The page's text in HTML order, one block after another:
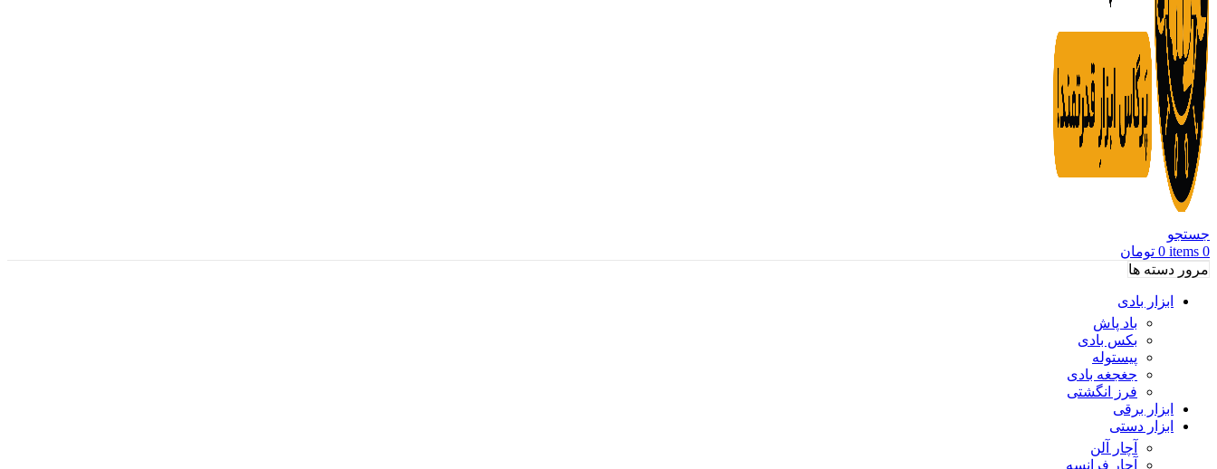
جستجو
0
items
0 تومان
مرور دسته ها
ابزار بادی
باد پاش
بکس بادی
پیستوله
جغجغه بادی
فرز انگشتی
ابزار برقی
ابزار دستی
آچار آلن
آچار فرانسه